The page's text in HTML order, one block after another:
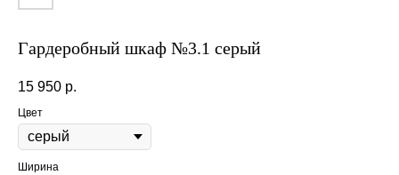
Гардеробный шкаф №3.1 серый
15 950 р.
Цвет
Ширина